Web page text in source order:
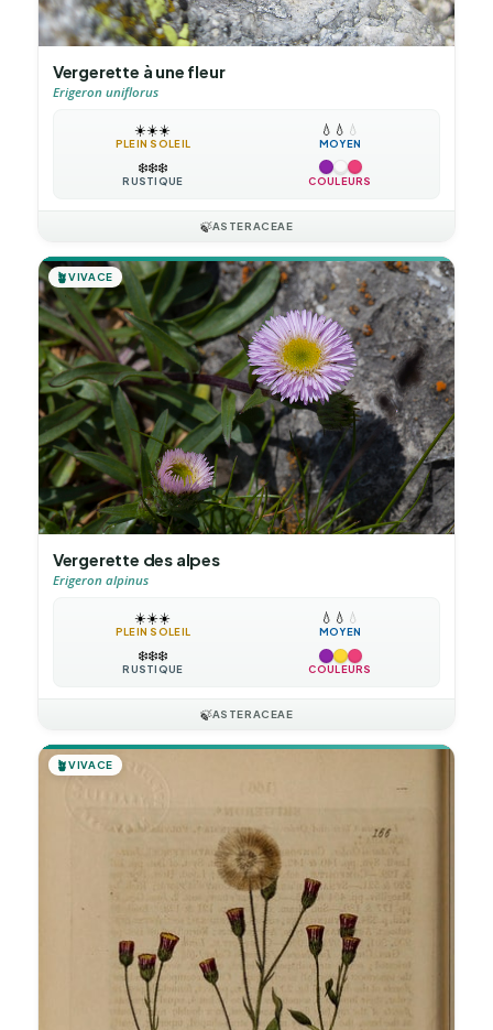
Vergerette à une fleur
Erigeron uniflorus
☀️☀️☀️
PLEIN SOLEIL
💧 💧 💧
MOYEN
❄️❄️❄️
RUSTIQUE COULEURS
🍃ASTERACEAE
🪴VIVACE
Vergerette des alpes
Erigeron alpinus
☀️☀️☀️
PLEIN SOLEIL
💧 💧 💧
MOYEN
❄️❄️❄️
RUSTIQUE COULEURS
🍃ASTERACEAE
🪴VIVACE